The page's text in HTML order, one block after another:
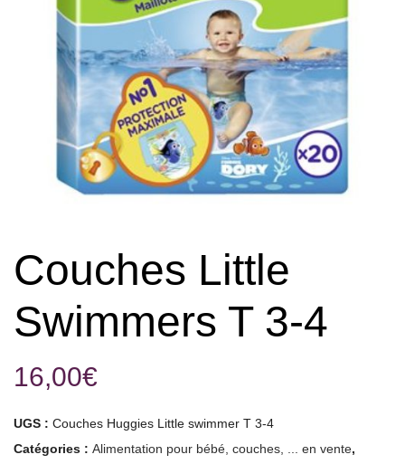
Couches Little
Swimmers T 3-4
16,00€
UGS : Couches Huggies Little swimmer T 3-4
Catégories : Alimentation pour bébé, couches, ... en vente,